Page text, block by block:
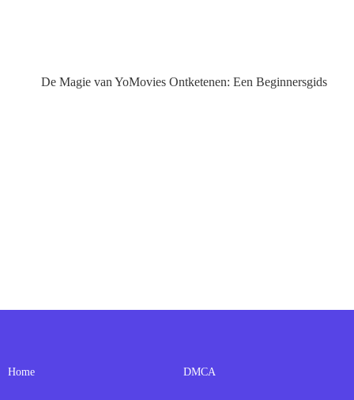
De Magie van YoMovies Ontketenen: Een Beginnersgids
Home DMCA